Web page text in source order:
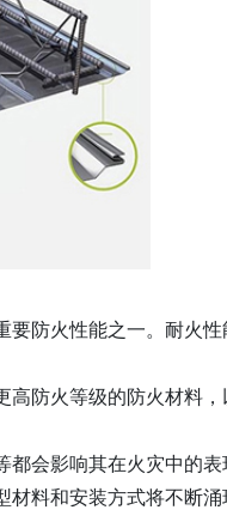
防火性能之一。耐火
防火等级的防火材料
会影响其在火灾中的表
料和安装方式将不断